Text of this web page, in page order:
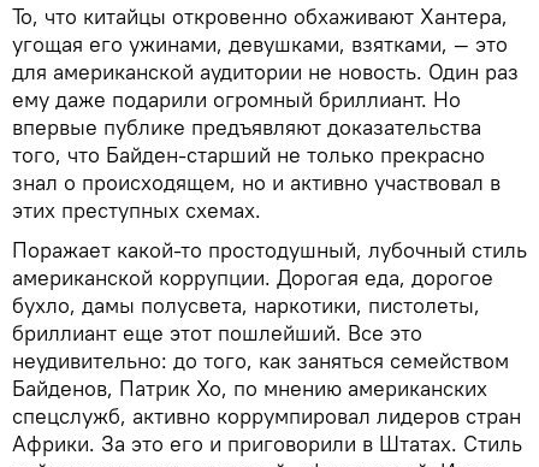
То, что китайцы откровенно обхаживают Хантера,
угощая его ужинами, девушками, взятками, — это
для американской аудитории не новость. Один раз
ему даже подарили огромный бриллиант. Но
впервые публике предъявляют доказательства
того, что Байден-старший не только прекрасно
знал о происходящем, но и активно участвовал в
этих преступных схемах.
Поражает какой-то простодушный, лубочный стиль
американской коррупции. Дорогая еда, дорогое
бухло, дамы полусвета, наркотики, пистолеты,
бриллиант еще этот пошлейший. Все это
неудивительно: до того, как заняться семейством
Байденов, Патрик Хо, по мнению американских
спецслужб, активно коррумпировал лидеров стран
Африки. За это его и приговорили в Штатах. Стиль